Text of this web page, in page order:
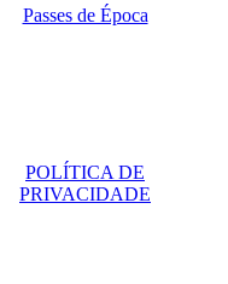
Passes de Época
POLÍTICA DE
PRIVACIDADE